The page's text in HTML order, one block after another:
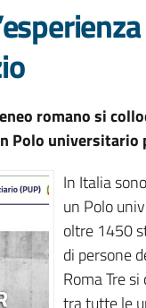
romano si
Polo universitario
In Italia
un Polo
oltre 1450
di persone
Roma Tre
tra tutte le